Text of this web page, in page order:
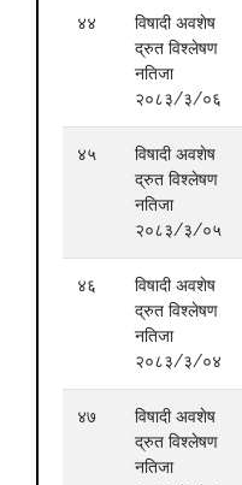
४४
विषादी अवशेष
द्रुत विश्लेषण
नतिजा
२०८३/३/०६
४५
विषादी अवशेष
द्रुत विश्लेषण
नतिजा
२०८३/३/०५
४६
विषादी अवशेष
द्रुत विश्लेषण
नतिजा
२०८३/३/०४
४७
विषादी अवशेष
द्रुत विश्लेषण
नतिजा